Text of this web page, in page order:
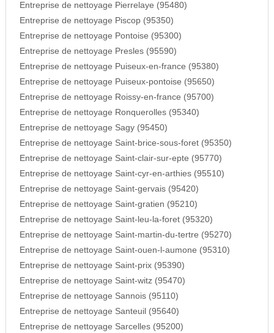
Entreprise de nettoyage Pierrelaye (95480)
Entreprise de nettoyage Piscop (95350)
Entreprise de nettoyage Pontoise (95300)
Entreprise de nettoyage Presles (95590)
Entreprise de nettoyage Puiseux-en-france (95380)
Entreprise de nettoyage Puiseux-pontoise (95650)
Entreprise de nettoyage Roissy-en-france (95700)
Entreprise de nettoyage Ronquerolles (95340)
Entreprise de nettoyage Sagy (95450)
Entreprise de nettoyage Saint-brice-sous-foret (95350)
Entreprise de nettoyage Saint-clair-sur-epte (95770)
Entreprise de nettoyage Saint-cyr-en-arthies (95510)
Entreprise de nettoyage Saint-gervais (95420)
Entreprise de nettoyage Saint-gratien (95210)
Entreprise de nettoyage Saint-leu-la-foret (95320)
Entreprise de nettoyage Saint-martin-du-tertre (95270)
Entreprise de nettoyage Saint-ouen-l-aumone (95310)
Entreprise de nettoyage Saint-prix (95390)
Entreprise de nettoyage Saint-witz (95470)
Entreprise de nettoyage Sannois (95110)
Entreprise de nettoyage Santeuil (95640)
Entreprise de nettoyage Sarcelles (95200)